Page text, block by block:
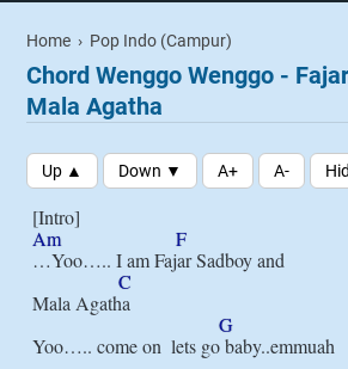
Home › Pop Indo (Campur)
Chord Wenggo Wenggo -
Mala Agatha
Am
F
…Yoo….. I am Fajar Sadboy and
C
Mala Agatha
G
Yoo….. come on  lets go baby..emmuah